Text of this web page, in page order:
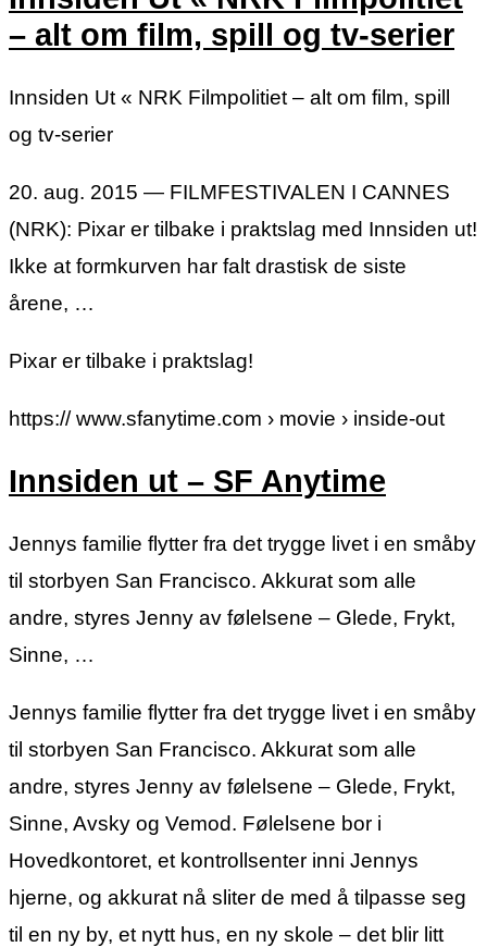
– alt om film, spill og tv-serier
Innsiden Ut « NRK Filmpolitiet – alt om film, spill
og tv-serier
20. aug. 2015 — FILMFESTIVALEN I CANNES
(NRK): Pixar er tilbake i praktslag med Innsiden ut!
Ikke at formkurven har falt drastisk de siste
årene, …
Pixar er tilbake i praktslag!
https:// www.sfanytime.com › movie › inside-out
Innsiden ut – SF Anytime
Jennys familie flytter fra det trygge livet i en småby
til storbyen San Francisco. Akkurat som alle
andre, styres Jenny av følelsene – Glede, Frykt,
Sinne, …
Jennys familie flytter fra det trygge livet i en småby
til storbyen San Francisco. Akkurat som alle
andre, styres Jenny av følelsene – Glede, Frykt,
Sinne, Avsky og Vemod. Følelsene bor i
Hovedkontoret, et kontrollsenter inni Jennys
hjerne, og akkurat nå sliter de med å tilpasse seg
til en ny by, et nytt hus, en ny skole – det blir litt